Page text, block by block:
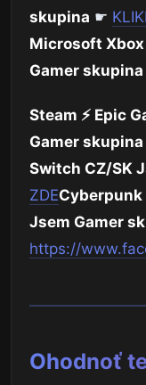
skupina ☛
Microsoft Xbox
Gamer skupina
Steam ⚡ Epic
Gamer skupina
Switch CZ/SK
ZDECyberpunk
Jsem Gamer
https://
Ohodnoť